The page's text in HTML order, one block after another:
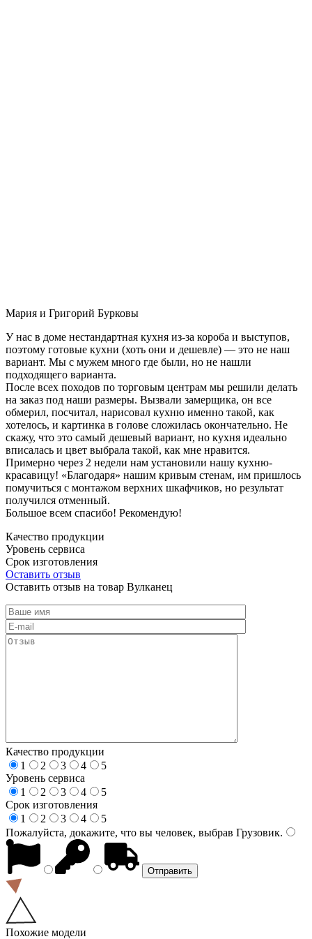
Мария и Григорий Бурковы
У нас в доме нестандартная кухня из-за короба и выступов,
поэтому готовые кухни (хоть они и дешевле) — это не наш
вариант. Мы с мужем много где были, но не нашли
подходящего варианта.
После всех походов по торговым центрам мы решили делать
на заказ под наши размеры. Вызвали замерщика, он все
обмерил, посчитал, нарисовал кухню именно такой, как
хотелось, и картинка в голове сложилась окончательно. Не
скажу, что это самый дешевый вариант, но кухня идеально
вписалась и цвет выбрала такой, как мне нравится.
Примерно через 2 недели нам установили нашу кухню-
красавицу! «Благодаря» нашим кривым стенам, им пришлось
помучиться с монтажом верхних шкафчиков, но результат
получился отменный.
Большое всем спасибо! Рекомендую!
Качество продукции
Уровень сервиса
Срок изготовления
Оставить отзыв
Оставить отзыв на товар Вулканец
Качество продукции
1
2 3 4
5
Уровень сервиса
1
2 3 4
5
Срок изготовления
1
2 3 4
5
Пожалуйста, докажите, что вы человек, выбрав Грузовик.
Похожие модели